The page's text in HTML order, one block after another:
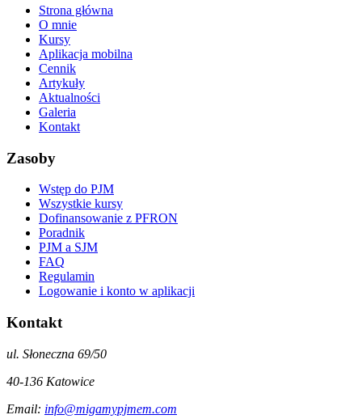
Strona główna
O mnie
Kursy
Aplikacja mobilna
Cennik
Artykuły
Aktualności
Galeria
Kontakt
Zasoby
Wstęp do PJM
Wszystkie kursy
Dofinansowanie z PFRON
Poradnik
PJM a SJM
FAQ
Regulamin
Logowanie i konto w aplikacji
Kontakt
ul. Słoneczna 69/50
40-136 Katowice
Email: info@migamypjmem.com